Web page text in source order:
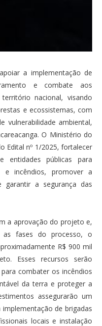
a implementação de
e combate aos
nacional, visando
e ecossistemas, com
vulnerabilidade ambiental,
O Ministério do
Edital nº 1/2025, fortalecer
entidades públicas para
e incêndios, promover a
garantir a segurança das
a aprovação do projeto e,
fases do processo, o
R$ 900 mil
Esses recursos serão
combater os incêndios
da terra e proteger a
assegurarão um
de brigadas
locais e instalação